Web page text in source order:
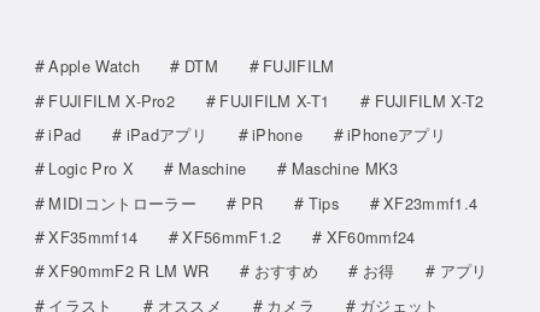
Apple Watch DTM
FUJIFILM
FUJIFILM X-Pro2
FUJIFILM X-T1
FUJIFILM X-T2
iPad
iPadアプリ iPhone
iPhoneアプリ
Logic Pro X
Maschine
Maschine MK3
MIDIコントローラー
PR Tips
XF23mmf1.4
XF35mmf14
XF56mmF1.2
XF60mmf24
XF90mmF2 R LM WR
おすすめ お得
アプリ
イラスト
オススメ カメラ
ガジェット